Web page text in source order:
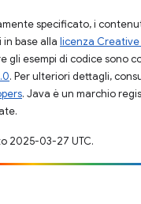
specificato, i
base alla licenza Creative
gli esempi di codice sono
. Per ulteriori dettagli,
. Java è un marchio
2025-03-27 UTC.